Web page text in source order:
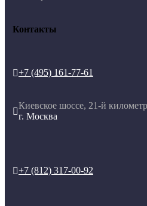
Контакты
+7 (495) 161-77-61

Киевское шоссе, 21-й
г. Москва
+7 (812) 317-00-92